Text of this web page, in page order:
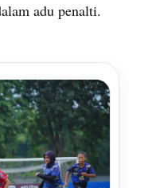
adu penalti.